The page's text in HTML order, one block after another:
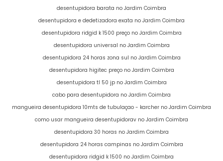
desentupidora barata no Jardim Coimbra
desentupidora e dedetizadora exata no Jardim Coimbra
desentupidora ridgid k 1500 preço no Jardim Coimbra
desentupidora universal no Jardim Coimbra
desentupidora 24 horas zona sul no Jardim Coimbra
desentupidora higitec preço no Jardim Coimbra
desentupidora tl 50 jp no Jardim Coimbra
cabo para desentupidora no Jardim Coimbra
mangueira desentupidora 10mts de tubulaçao - karcher no Jardim Coimbra
como usar mangueira desentupidorav no Jardim Coimbra
desentupidora 30 horas no Jardim Coimbra
desentupidora 24 horas campinas no Jardim Coimbra
desentupidora ridgid k 1500 no Jardim Coimbra